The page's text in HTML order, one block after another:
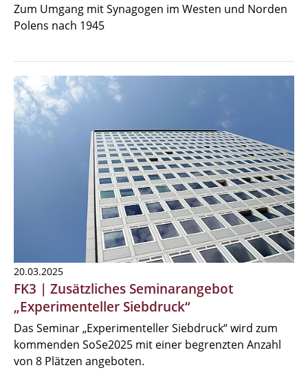
Zum Umgang mit Synagogen im Westen und Norden
Polens nach 1945
20.03.2025
FK3 | Zusätzliches Seminarangebot
„Experimenteller Siebdruck“
Das Seminar „Experimenteller Siebdruck“ wird zum
kommenden SoSe2025 mit einer begrenzten Anzahl
von 8 Plätzen angeboten.